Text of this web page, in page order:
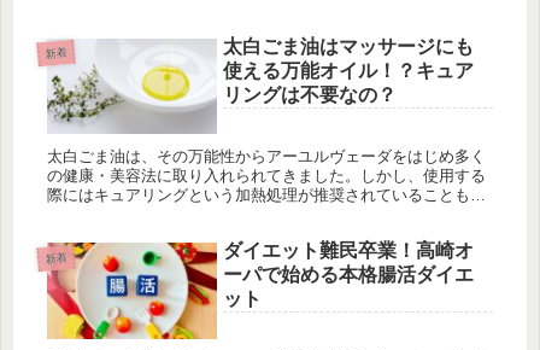
新着
太白ごま油はマッサージにも
使える万能オイル！？キュア
リングは不要なの？
太白ごま油は、その万能性からアーユルヴェーダをはじめ多く
の健康・美容法に取り入れられてきました。しかし、使用する
際にはキュアリングという加熱処理が推奨されていることもあ
新着
ダイエット難民卒業！高崎オ
ーパで始める本格腸活ダイエ
ット